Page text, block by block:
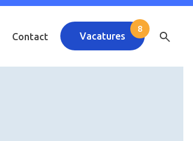
Contact Vacatures